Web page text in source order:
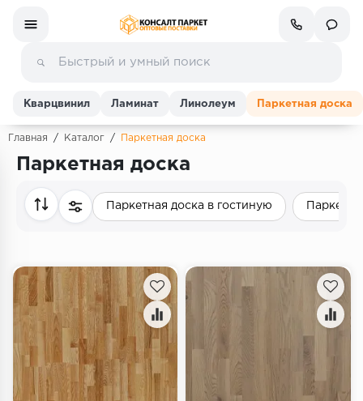
Ламинат
Линолеум
Инженерная доска
Паркетная доска
Террасная доска
Кварцвинил Ламинат Линолеум Паркетная доска
Главная / Каталог / Паркетная доска
Паркетная доска
Паркетная доска в гостиную